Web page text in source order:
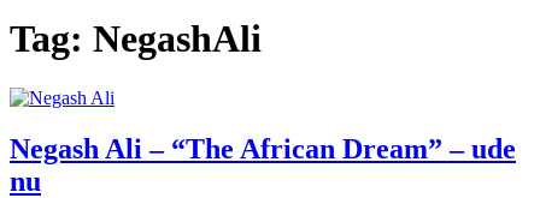
Tag: NegashAli
Negash Ali – “The African Dream” – ude
nu